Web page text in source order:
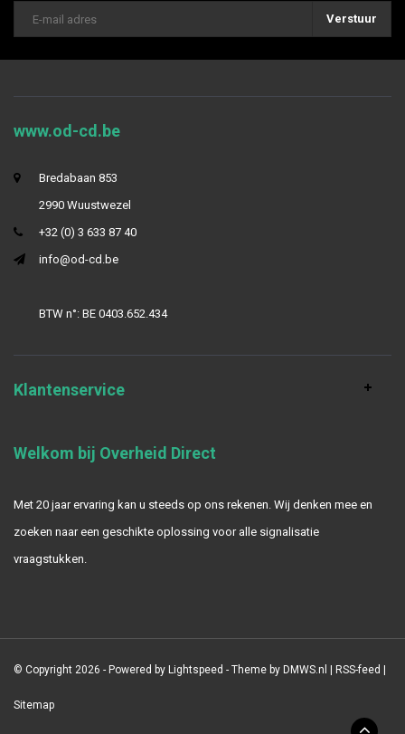
Verstuur
www.od-cd.be
Bredabaan 853
2990 Wuustwezel
+32 (0) 3 633 87 40
info@od-cd.be
BTW n°: BE 0403.652.434
Klantenservice
Welkom bij Overheid Direct
Met 20 jaar ervaring kan u steeds op ons rekenen. Wij denken mee en
zoeken naar een geschikte oplossing voor alle signalisatie
vraagstukken.
© Copyright 2026 - Powered by Lightspeed - Theme by DMWS.nl RSS-feed
Sitemap